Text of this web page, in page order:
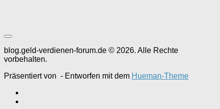
blog.geld-verdienen-forum.de © 2026. Alle Rechte
vorbehalten.
Präsentiert von - Entworfen mit dem Hueman-Theme